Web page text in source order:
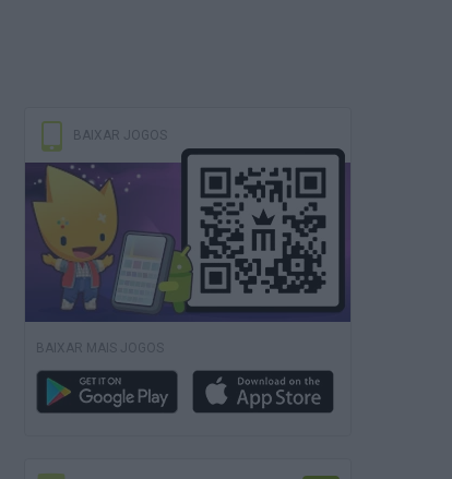
BAIXAR JOGOS
BAIXAR MAIS JOGOS